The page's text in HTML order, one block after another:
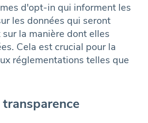
d'opt-in qui informent les
les données qui seront
la manière dont elles
Cela est crucial pour la
réglementations telles que